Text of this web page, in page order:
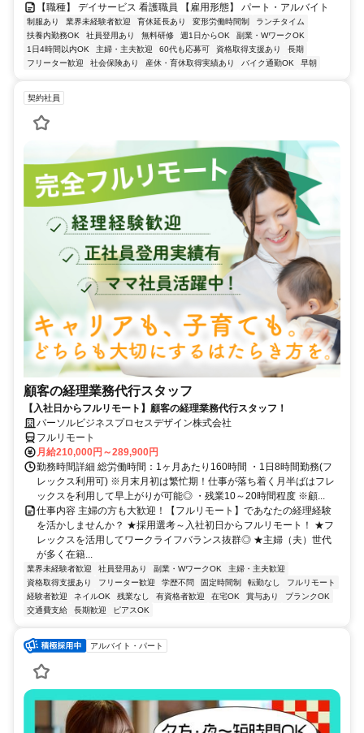
【職種】 デイサービス 看護職員 【雇用形態】 パート・アルバイト
制服あり 業界未経験者歓迎 育休延長あり 変形労働時間制
ランチタイム
扶養内勤務OK
社員登用あり 無料研修 週1日からOK
副業・WワークOK
1日4時間以内OK
主婦・主夫歓迎 60代も応募可 資格取得支援あり
長期
フリーター歓迎
社会保険あり 産休・育休取得実績あり バイク通勤OK 早朝
契約社員
顧客の経理業務代行スタッフ
【入社日からフルリモート】顧客の経理業務代行スタッフ！
パーソルビジネスプロセスデザイン株式会社
フルリモート
月給210,000円～289,900円
勤務時間詳細 総労働時間：1ヶ月あたり160時間 ・1日8時間勤務(フ
レックス利用可) ※月末月初は繁忙期！仕事が落ち着く月半ばはフレ
ックスを利用して早上がりが可能◎ ・残業10～20時間程度 ※顧...
仕事内容 主婦の方も大歓迎！【フルリモート】であなたの経理経験
を活かしませんか？ ★採用選考～入社初日からフルリモート！ ★フ
レックスを活用してワークライフバランス抜群◎ ★主婦（夫）世代
が多く在籍...
業界未経験者歓迎 社員登用あり 副業・WワークOK
主婦・主夫歓迎
資格取得支援あり
フリーター歓迎 学歴不問 固定時間制 転勤なし
フルリモート
経験者歓迎
ネイルOK 残業なし 有資格者歓迎 在宅OK 賞与あり
ブランクOK
交通費支給
長期歓迎 ピアスOK
アルバイト・パート